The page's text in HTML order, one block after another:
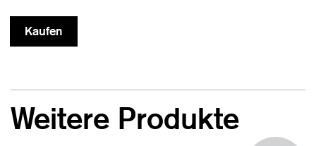
Weitere Produkte